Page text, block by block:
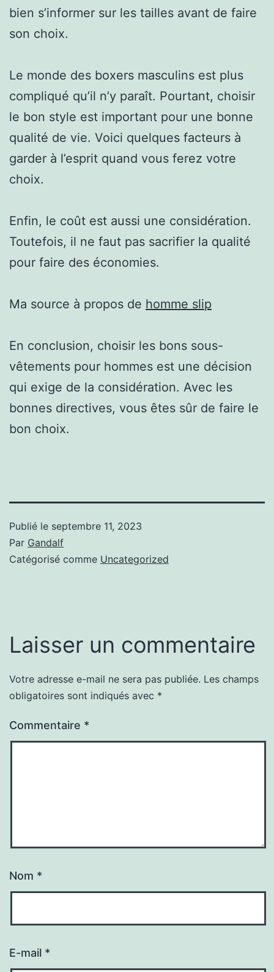
bien s’informer sur les tailles avant de faire
son choix.
Le monde des boxers masculins est plus
compliqué qu’il n’y paraît. Pourtant, choisir
le bon style est important pour une bonne
qualité de vie. Voici quelques facteurs à
garder à l’esprit quand vous ferez votre
choix.
Enfin, le coût est aussi une considération.
Toutefois, il ne faut pas sacrifier la qualité
pour faire des économies.
Ma source à propos de homme slip
En conclusion, choisir les bons sous-
vêtements pour hommes est une décision
qui exige de la considération. Avec les
bonnes directives, vous êtes sûr de faire le
bon choix.
Publié le septembre 11, 2023
Par Gandalf
Catégorisé comme Uncategorized
Laisser un commentaire
Votre adresse e-mail ne sera pas publiée. Les champs
obligatoires sont indiqués avec *
Commentaire *
Nom *
E-mail *